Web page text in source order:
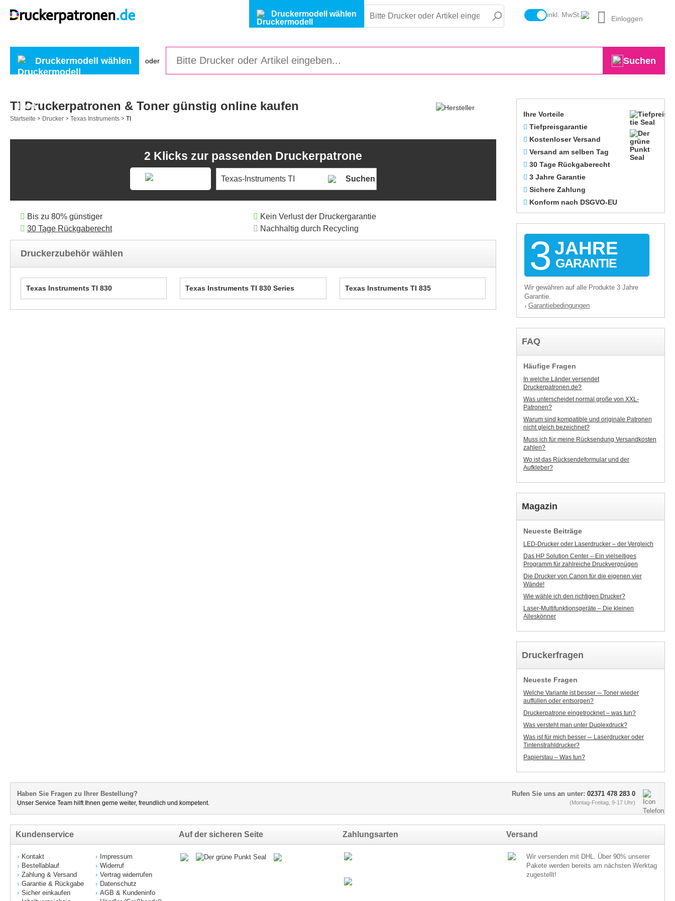
Druckermodell wählen inkl. MwSt. Einloggen
Druckermodell wählen oder Suchen
Ihre Vorteile
Tiefpreisgarantie
Kostenloser Versand
Versand am selben Tag
30 Tage Rückgaberecht
3 Jahre Garantie
Sichere Zahlung
Konform nach DSGVO-EU
3 JAHRE
GARANTIE
Wir gewähren auf alle Produkte 3 Jahre
Garantie.
› Garantiebedingungen
FAQ
Häufige Fragen
In welche Länder versendet
Druckerpatronen.de?
Was unterscheidet normal große von XXL-
Patronen?
Warum sind kompatible und originale Patronen
nicht gleich bezeichnet?
Muss ich für meine Rücksendung Versandkosten
zahlen?
Wo ist das Rücksendeformular und der
Aufkleber?
Magazin
Neueste Beiträge
LED-Drucker oder Laserdrucker – der Vergleich
Das HP Solution Center – Ein vielseitiges
Programm für zahlreiche Druckvergnügen
Die Drucker von Canon für die eigenen vier
Wände!
Wie wähle ich den richtigen Drucker?
Laser-Multifunktionsgeräte – Die kleinen
Alleskönner
Druckerfragen
Neueste Fragen
Welche Variante ist besser ─ Toner wieder
auffüllen oder entsorgen?
Druckerpatrone eingetrocknet – was tun?
Was versteht man unter Duplexdruck?
Was ist für mich besser ─ Laserdrucker oder
Tintenstrahldrucker?
Papierstau – Was tun?
TI Druckerpatronen & Toner günstig online kaufen
Startseite > Drucker > Texas Instruments > TI
2 Klicks zur passenden Druckerpatrone
Suchen
Bis zu 80% günstiger
Kein Verlust der Druckergarantie
30 Tage Rückgaberecht
Nachhaltig durch Recycling
Druckerzubehör wählen
Texas Instruments TI 830 Texas Instruments TI 830 Series Texas Instruments TI 835
Haben Sie Fragen zu Ihrer Bestellung?
Unser Service Team hilft Ihnen gerne weiter, freundlich und kompetent.
Rufen Sie uns an unter: 02371 478 283 0
(Montag-Freitag, 9-17 Uhr)
Kundenservice
Kontakt
Bestellablauf
Zahlung & Versand
Garantie & Rückgabe
Sicher einkaufen
Impressum
Widerruf
Vertrag widerrufen
Datenschutz
AGB & Kundeninfo
Auf der sicheren Seite Zahlungsarten Versand
Wir versenden mit DHL. Über 90% unserer
Pakete werden bereits am nächsten Werktag
zugestellt!